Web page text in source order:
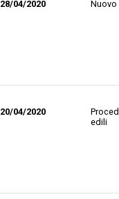
28/04/2020 Nuovo
20/04/2020
edili